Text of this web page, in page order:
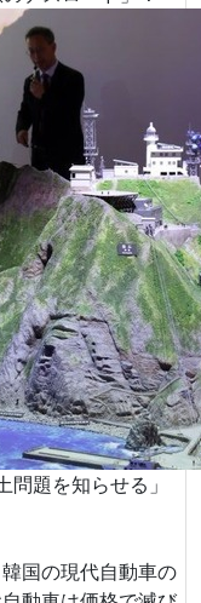
題を知らせる」
国の現代自動車の